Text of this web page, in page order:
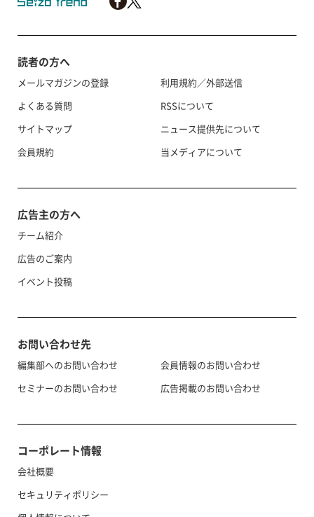
読者の方へ
メールマガジンの登録
よくある質問
サイトマップ
会員規約
利用規約／外部送信
RSSについて
ニュース提供先について
当メディアについて
広告主の方へ
チーム紹介
広告のご案内
イベント投稿
お問い合わせ先
編集部へのお問い合わせ
セミナーのお問い合わせ
会員情報のお問い合わせ
広告掲載のお問い合わせ
コーポレート情報
会社概要
セキュリティポリシー